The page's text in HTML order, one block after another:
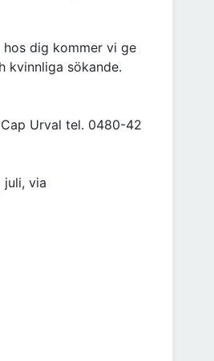
dig kommer vi ge
kvinnliga sökande.
Urval tel. 0480-42
juli, via